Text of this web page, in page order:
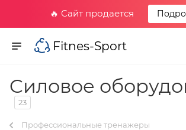
🔥 Сайт продается
Fitnes-Sport
Cиловое
23
Профессиональные тренажеры